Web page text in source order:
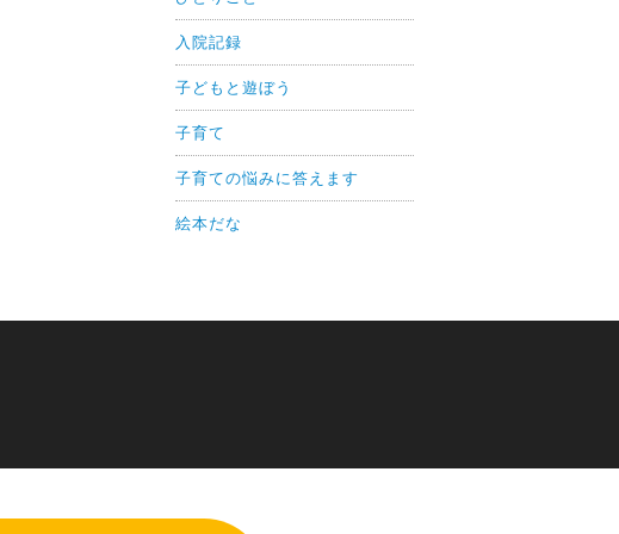
入院記録
子どもと遊ぼう
子育て
子育ての悩みに答えます
絵本だな